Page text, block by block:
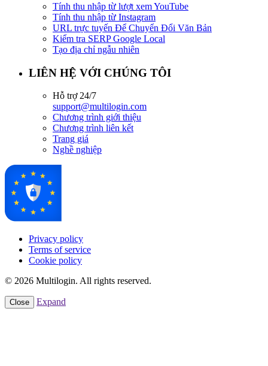
Tính thu nhập từ lượt xem YouTube
Tính thu nhập từ Instagram
URL trực tuyến Để Chuyển Đổi Văn Bản
Kiểm tra SERP Google Local
Tạo địa chỉ ngẫu nhiên
LIÊN HỆ VỚI CHÚNG TÔI
Hỗ trợ 24/7
support@multilogin.com
Chương trình giới thiệu
Chương trình liên kết
Trang giá
Nghề nghiệp
Privacy policy
Terms of service
Cookie policy
© 2026 Multilogin. All rights reserved.
Close Expand